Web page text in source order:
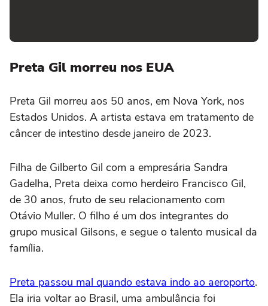
Preta Gil morreu nos EUA
Preta Gil morreu aos 50 anos, em Nova York, nos
Estados Unidos. A artista estava em tratamento de
câncer de intestino desde janeiro de 2023.
Filha de Gilberto Gil com a empresária Sandra
Gadelha, Preta deixa como herdeiro Francisco Gil,
de 30 anos, fruto de seu relacionamento com
Otávio Muller. O filho é um dos integrantes do
grupo musical Gilsons, e segue o talento musical da
família.
Preta passou mal quando estava indo ao aeroporto.
Ela iria voltar ao Brasil, uma ambulância foi